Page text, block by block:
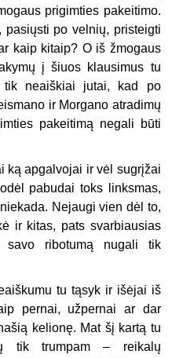
prigimties pakeitimo.
pasiųsti po velnių, pristeigti
kaip kitaip? O iš žmogaus
į šiuos klausimus tu
tik neaiškiai jutai, kad po
ir Morgano atradimų
pakeitimą negali būti
ką apgalvojai ir vėl sugrįžai
pabudai toks linksmas,
Nejaugi vien dėl to,
ir kitas, pats svarbiausias
savo ribotumą nugali tik
tu tąsyk ir išėjai iš
pernai, užpernai ar dar
kelionę. Mat šį kartą tu
tik trumpam – reikalų